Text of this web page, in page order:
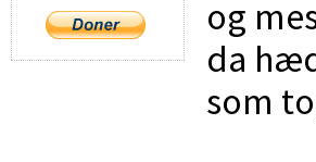
og
da
som